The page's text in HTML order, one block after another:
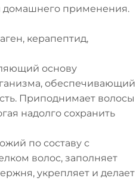
домашнего применения.
керапептид,
основу
обеспечивающий
Приподнимает волосы
надолго сохранить
по составу с
волос, заполняет
укрепляет и делает